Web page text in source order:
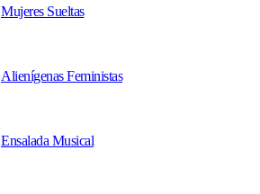
Mujeres Sueltas
Alienígenas Feministas
Ensalada Musical